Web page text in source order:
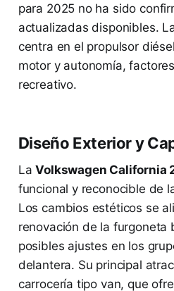
para 2025 no ha sido
actualizadas disponibles.
centra en el propulsor
motor y autonomía,
recreativo.
Diseño Exterior y
LaVolkswagen California
funcional y reconocible de
Los cambios estéticos se
renovación de la furgoneta
posibles ajustes en los
delantera. Su principal
carrocería tipo van, que